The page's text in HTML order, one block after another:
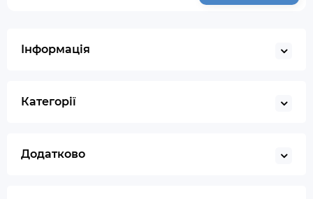
Інформація
Категорії
Додатково